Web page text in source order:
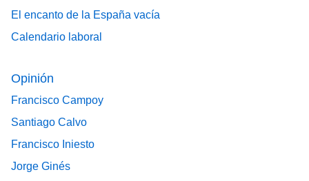
El encanto de la España vacía
Calendario laboral
Opinión
Francisco Campoy
Santiago Calvo
Francisco Iniesto
Jorge Ginés